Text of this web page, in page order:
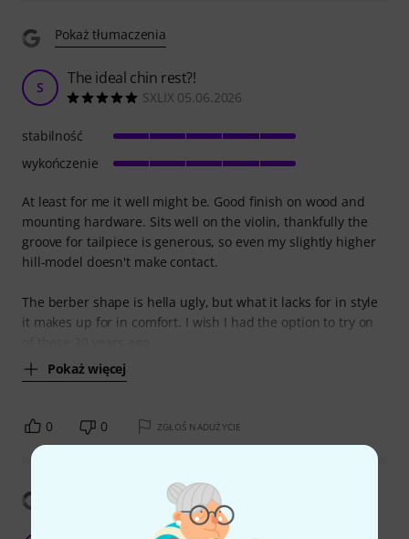
Pokaż tłumaczenia
S The ideal chin rest?!
SXLIX 05.06.2026
At least for me it well might be. Good finish on wood and
mounting hardware. Sits well on the violin, thankfully the
groove for tailpiece is generous, so even my slightly higher
hill-model doesn't make contact.
The berber shape is hella ugly, but what it lacks for in style
it makes up for in comfort. I wish I had the option to try on
Pokaż więcej
stabilność
wykończenie
0 0 ZGŁOŚ NADUŻYCIE
Pokaż tłumaczenia